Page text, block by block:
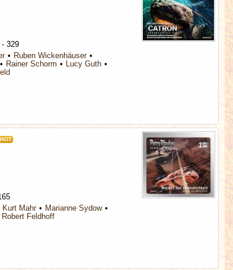
- 329
Ruben Wickenhäuser
Rainer Schorm
Lucy Guth
HOT
Kurt Mahr
Marianne Sydow
Robert Feldhoff